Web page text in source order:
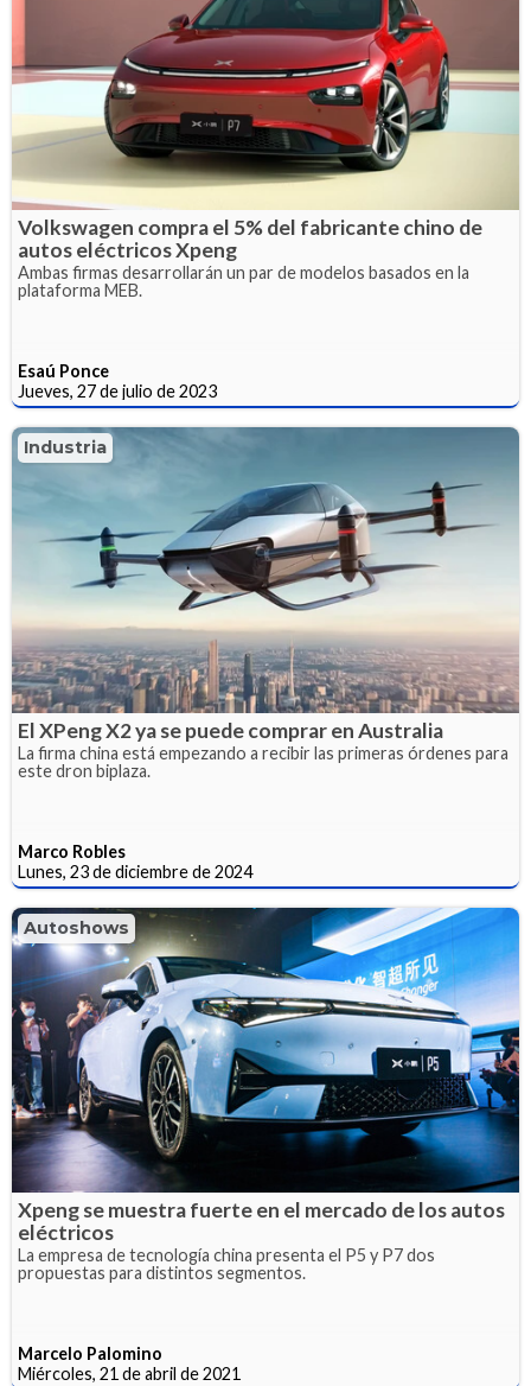
Volkswagen compra el 5% del fabricante chino de
autos eléctricos Xpeng
Ambas firmas desarrollarán un par de modelos basados en la
plataforma MEB.
Esaú Ponce
Jueves, 27 de julio de 2023
Industria
El XPeng X2 ya se puede comprar en Australia
La firma china está empezando a recibir las primeras órdenes para
este dron biplaza.
Marco Robles
Lunes, 23 de diciembre de 2024
Autoshows
Xpeng se muestra fuerte en el mercado de los autos
eléctricos
La empresa de tecnología china presenta el P5 y P7 dos
propuestas para distintos segmentos.
Marcelo Palomino
Miércoles, 21 de abril de 2021